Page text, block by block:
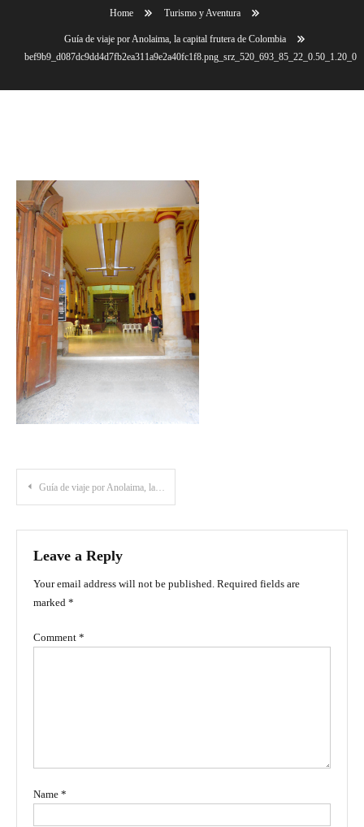
Home Turismo y Aventura
Guía de viaje por Anolaima, la capital frutera de Colombia
bef9b9_d087dc9dd4d7fb2ea311a9e2a40fc1f8.png_srz_520_693_85_22_0.50_1.20_0
Post
navigation
Guía de viaje por Anolaima, la capital frutera de Colombia
Leave a Reply
Your email address will not be published. Required fields are
marked *
Comment *
Name *